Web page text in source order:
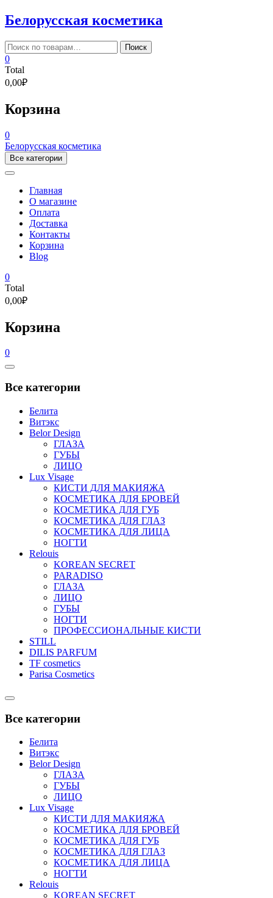
Skip
to
content
Белорусская косметика
Искать: Поиск
0
Total
0,00₽
Корзина
0
Белорусская косметика
Все категории
Главная
О магазине
Оплата
Доставка
Контакты
Корзина
Blog
0
Total
0,00₽
Корзина
0
Catalog
Все категории
Белита
Витэкс
Belor Design
ГЛАЗА
ГУБЫ
ЛИЦО
Lux Visage
КИСТИ ДЛЯ МАКИЯЖА
КОСМЕТИКА ДЛЯ БРОВЕЙ
КОСМЕТИКА ДЛЯ ГУБ
КОСМЕТИКА ДЛЯ ГЛАЗ
КОСМЕТИКА ДЛЯ ЛИЦА
НОГТИ
Relouis
KOREAN SECRET
PARADISO
ГЛАЗА
ЛИЦО
ГУБЫ
НОГТИ
ПРОФЕССИОНАЛЬНЫЕ КИСТИ
STILL
DILIS PARFUM
TF cosmetics
Parisa Cosmetics
Catalog
Все категории
Белита
Витэкс
Belor Design
ГЛАЗА
ГУБЫ
ЛИЦО
Lux Visage
КИСТИ ДЛЯ МАКИЯЖА
КОСМЕТИКА ДЛЯ БРОВЕЙ
КОСМЕТИКА ДЛЯ ГУБ
КОСМЕТИКА ДЛЯ ГЛАЗ
КОСМЕТИКА ДЛЯ ЛИЦА
НОГТИ
Relouis
KOREAN SECRET